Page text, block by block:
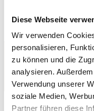
Diese Webseite
Wir verwenden
personalisieren,
zu können und die
analysieren.
Verwendung unserer
soziale Medien,
Partner führen diese